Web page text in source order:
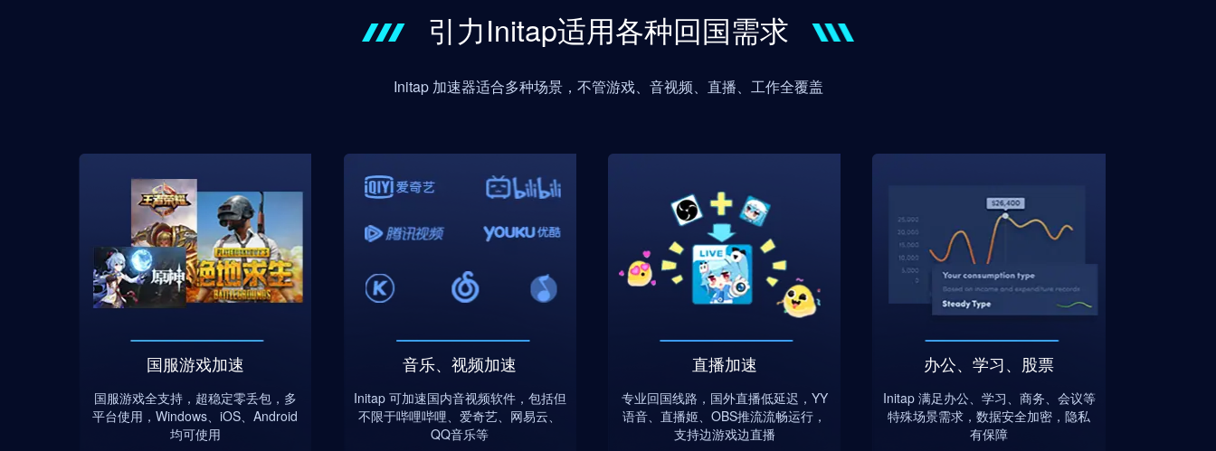
引力Initap适用各种回国需求
Initap 加速器适合多种场景，不管游戏、音视频、直播、工作全覆盖
国服游戏加速
国服游戏全支持，超稳定零丢包，多
平台使用，Windows、iOS、Android
均可使用
音乐、视频加速
Initap 可加速国内音视频软件，包括但
不限于哔哩哔哩、爱奇艺、网易云、
QQ音乐等
直播加速
专业回国线路，国外直播低延迟，YY
语音、直播姬、OBS推流流畅运行，
支持边游戏边直播
办公、学习、股票
Initap 满足办公、学习、商务、会议等
特殊场景需求，数据安全加密，隐私
有保障